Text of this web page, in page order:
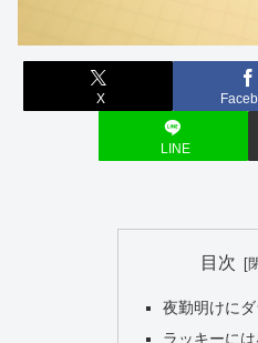
X
LINE
目次
夜勤明けに
ラッキーに